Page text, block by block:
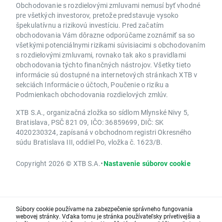
Obchodovanie s rozdielovými zmluvami nemusí byť vhodné
pre všetkých investorov, pretože predstavuje vysoko
špekulatívnu a rizikovú investíciu. Pred začatím
obchodovania Vám dôrazne odporúčame zoznámiť sa so
všetkými potenciálnymi rizikami súvisiacimi s obchodovaním
s rozdielovými zmluvami, rovnako tak ako s pravidlami
obchodovania týchto finančných nástrojov. Všetky tieto
informácie sú dostupné na internetových stránkach XTB v
sekciách Informácie o účtoch, Poučenie o riziku a
Podmienkach obchodovania rozdielových zmlúv.
XTB S.A., organizačná zložka so sídlom Mlynské Nivy 5,
Bratislava, PSČ 821 09, IČO: 36859699, DIČ: SK
4020230324, zapísaná v obchodnom registri Okresného
súdu Bratislava III, oddiel Po, vložka č. 1623/B.
Copyright 2026 © XTB S.A.•Nastavenie súborov cookie
Súbory cookie používame na zabezpečenie správneho fungovania
webovej stránky. Vďaka tomu je stránka používateľsky prívetivejšia a